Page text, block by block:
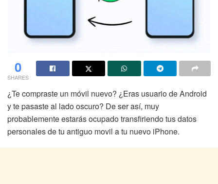
0
SHARES
¿Te compraste un móvil nuevo? ¿Eras usuario de Android
y te pasaste al lado oscuro? De ser así, muy
probablemente estarás ocupado transfiriendo tus datos
personales de tu antiguo movil a tu nuevo iPhone.